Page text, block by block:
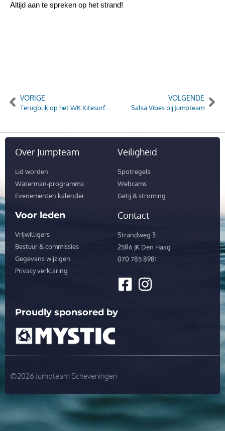
Altijd aan te spreken op het strand!
VORIGE
Terugblik op het WK Kitesurfen
VOLGENDE
Salsa Vibes bij Jumpteam
Over Jumpteam
Lid worden
Waterman-programma
Evenementen kalender
Veiligheid
Spotregels
Webcams
Getij & stroming
Voor leden
Vrijwilligers
Bestuur & commissies
Gegevens wijzigen
Privacy verklaring
Contact
Strandweg 3
2586 JK Den Haag
070 785 8981
Proudly sponsored by
©2026 Jumpteam Scheveningen